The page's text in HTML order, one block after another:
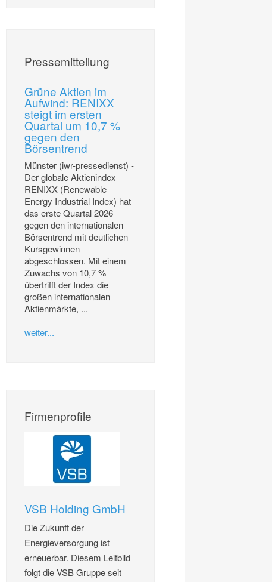
Pressemitteilung
Grüne Aktien im
Aufwind: RENIXX
steigt im ersten
Quartal um 10,7 %
gegen den
Börsentrend
Münster (iwr-pressedienst) -
Der globale Aktienindex
RENIXX (Renewable
Energy Industrial Index) hat
das erste Quartal 2026
gegen den internationalen
Börsentrend mit deutlichen
Kursgewinnen
abgeschlossen. Mit einem
Zuwachs von 10,7 %
übertrifft der Index die
großen internationalen
Aktienmärkte, ...
weiter...
Firmenprofile
VSB Holding GmbH
Die Zukunft der
Energieversorgung ist
erneuerbar. Diesem Leitbild
folgt die VSB Gruppe seit